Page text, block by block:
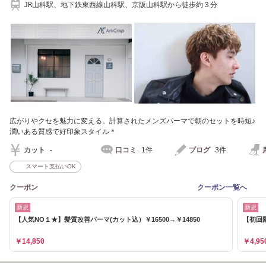
JR山科駅、地下鉄東西線山科駅、京阪山科駅から徒歩約３分
広がりやクセを魅力に変える。計算されたメンズパーマで朝のセットを時短♪
潤いある質感で好印象スタイル＊
カット - 口コミ 1件 ブログ 3件
スマート支払いOK
クーポン クーポン一覧へ
新規
【人気NO１★】髪質改善パーマ(カット込）￥16500→￥14850
￥14,850
新規
【初
￥